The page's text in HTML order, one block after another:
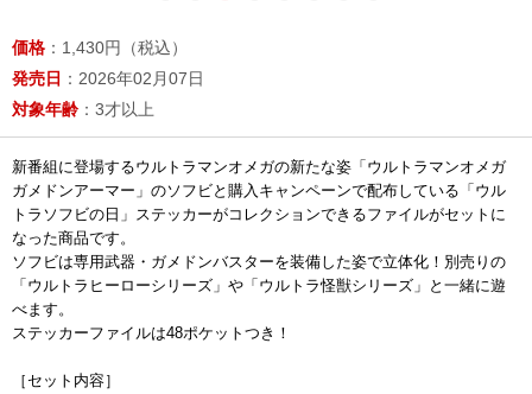
価格 ：1,430円（税込）
発売日 ：2026年02月07日
対象年齢 ：3才以上
新番組に登場するウルトラマンオメガの新たな姿「ウルトラマンオメガ
ガメドンアーマー」のソフビと購入キャンペーンで配布している「ウル
トラソフビの日」ステッカーがコレクションできるファイルがセットに
なった商品です。
ソフビは専用武器・ガメドンバスターを装備した姿で立体化！別売りの
「ウルトラヒーローシリーズ」や「ウルトラ怪獣シリーズ」と一緒に遊
べます。
ステッカーファイルは48ポケットつき！
［セット内容］